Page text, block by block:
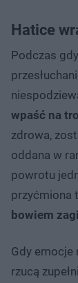
Hatice
Podczas
wpaść na
zdrowa,
oddana w
powrotu
przyćmiona
bowiem
Gdy emocje
rzucą